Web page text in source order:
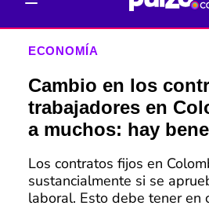
ECONOMÍA
Cambio en los
trabajadores en
a muchos: hay
Los contratos fijos en
sustancialmente si se
laboral. Esto debe tener en